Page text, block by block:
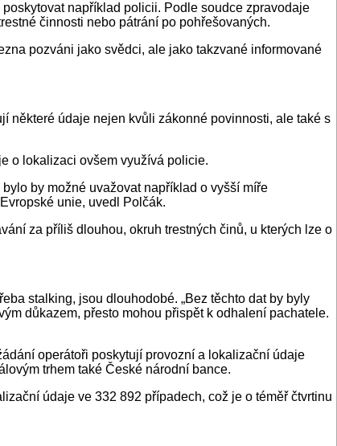
například policii. Podle soudce zpravodaje
činnosti nebo pátrání po pohřešovaných.
pozváni jako svědci, ale jako takzvané informované
některé údaje nejen kvůli zákonné povinnosti, ale také s
o lokalizaci ovšem využívá policie.
by možné uvažovat například o vyšší míře
unie, uvedl Polčák.
za příliš dlouhou, okruh trestných činů, u kterých lze o
stalking, jsou dlouhodobé. „Bez těchto dat by byly
důkazem, přesto mohou přispět k odhalení pachatele.
operátoři poskytují provozní a lokalizační údaje
trhem také České národní bance.
údaje ve 332 892 případech, což je o téměř čtvrtinu